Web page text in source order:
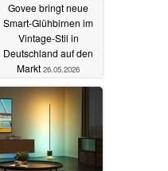
Govee bringt neue
Smart-Glühbirnen im
Vintage-Stil in
Deutschland auf den
Markt 26.05.2026